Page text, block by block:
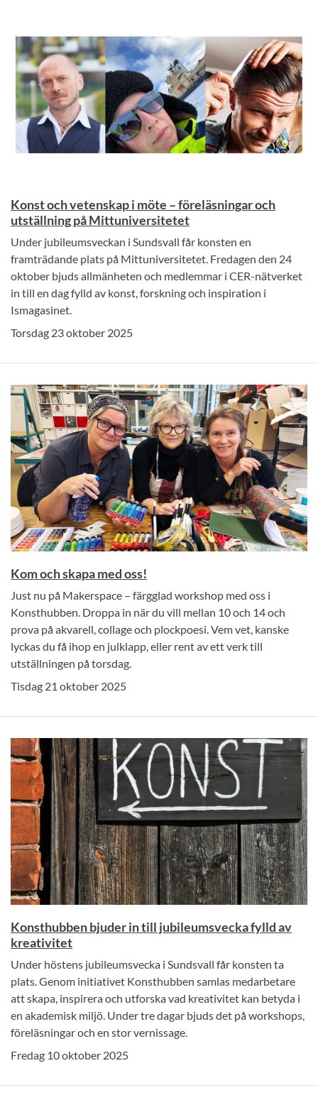
Konst och vetenskap i möte – föreläsningar och
utställning på Mittuniversitetet
Under jubileumsveckan i Sundsvall får konsten en
framträdande plats på Mittuniversitetet. Fredagen den 24
oktober bjuds allmänheten och medlemmar i CER-nätverket
in till en dag fylld av konst, forskning och inspiration i
Ismagasinet.
Torsdag 23 oktober 2025
Kom och skapa med oss!
Just nu på Makerspace – färgglad workshop med oss i
Konsthubben. Droppa in när du vill mellan 10 och 14 och
prova på akvarell, collage och plockpoesi. Vem vet, kanske
lyckas du få ihop en julklapp, eller rent av ett verk till
utställningen på torsdag.
Tisdag 21 oktober 2025
Konsthubben bjuder in till jubileumsvecka fylld av
kreativitet
Under höstens jubileumsvecka i Sundsvall får konsten ta
plats. Genom initiativet Konsthubben samlas medarbetare
att skapa, inspirera och utforska vad kreativitet kan betyda i
en akademisk miljö. Under tre dagar bjuds det på workshops,
föreläsningar och en stor vernissage.
Fredag 10 oktober 2025